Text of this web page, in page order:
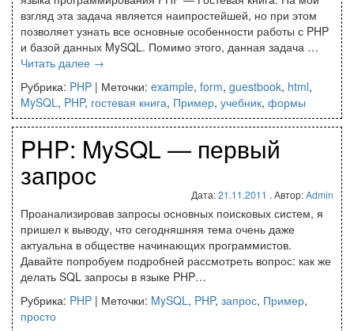
взгляд эта задача является наипростейшей, но при этом
позволяет узнать все основные особенности работы с PHP
и базой данных MySQL. Помимо этого, данная задача …
Читать далее →
Рубрика: PHP | Меточки: example, form, guestbook, html,
MySQL, PHP, гостевая книга, Пример, учебник, формы
PHP: MySQL — первый
запрос
Дата:21.11.2011 . Автор:Admin
Проанализировав запросы основных поисковых систем, я
пришел к выводу, что сегодняшняя тема очень даже
актуальна в обществе начинающих программистов.
Давайте попробуем подробней рассмотреть вопрос: как же
делать SQL запросы в языке PHP…
Рубрика: PHP | Меточки: MySQL, PHP, запрос, Пример,
просто